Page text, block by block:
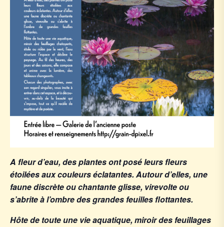
A fleur d’eau, des plantes ont posé leurs fleurs
étoilées aux couleurs éclatantes. Autour d’elles, une
faune discrète ou chantante glisse, virevolte ou
s’abrite à l’ombre des grandes feuilles flottantes.
Hôte de toute une vie aquatique, miroir des feuillages